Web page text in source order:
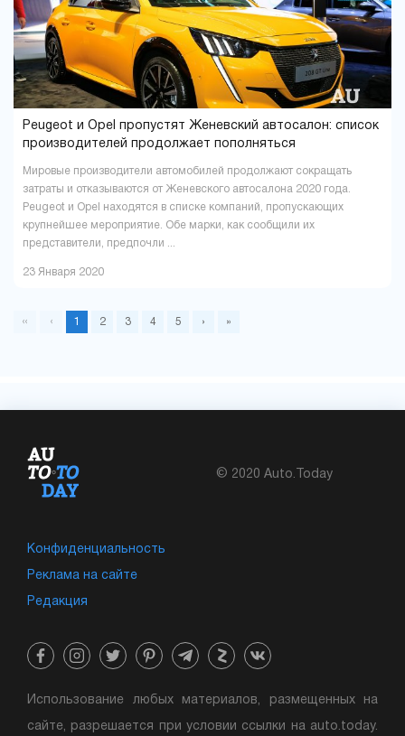
Peugeot и Opel пропустят Женевский автосалон: список
производителей продолжает пополняться
Мировые производители автомобилей продолжают сокращать
затраты и отказываются от Женевского автосалона 2020 года.
Peugeot и Opel находятся в списке компаний, пропускающих
крупнейшее мероприятие. Обе марки, как сообщили их
представители, предпочли ...
23 Января 2020
« ‹ 1 2 3 4 5 › »
© 2020 Auto.Today
Конфиденциальность
Реклама на сайте
Редакция
Использование любых материалов, размещенных на
сайте, разрешается при условии ссылки на auto.today.